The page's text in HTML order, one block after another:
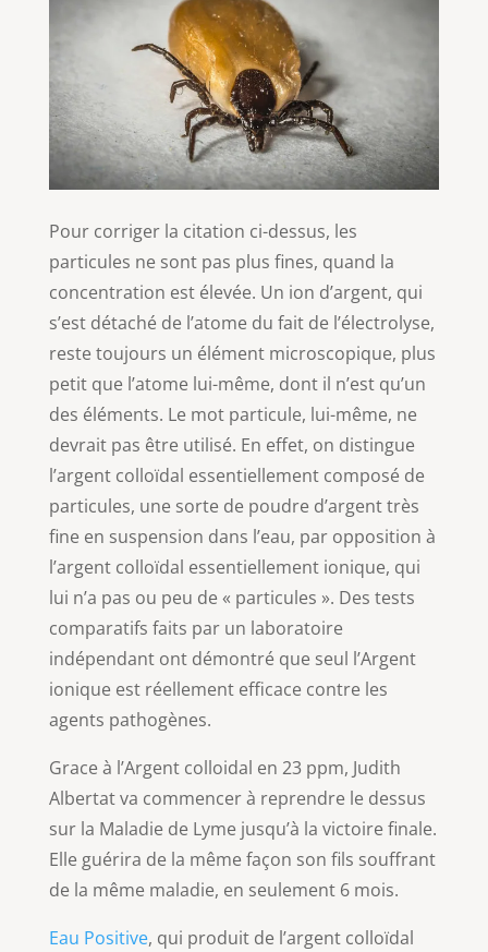
Pour corriger la citation ci-dessus, les
particules ne sont pas plus fines, quand la
concentration est élevée. Un ion d’argent, qui
s’est détaché de l’atome du fait de l’électrolyse,
reste toujours un élément microscopique, plus
petit que l’atome lui-même, dont il n’est qu’un
des éléments. Le mot particule, lui-même, ne
devrait pas être utilisé. En effet, on distingue
l’argent colloïdal essentiellement composé de
particules, une sorte de poudre d’argent très
fine en suspension dans l’eau, par opposition à
l’argent colloïdal essentiellement ionique, qui
lui n’a pas ou peu de « particules ». Des tests
comparatifs faits par un laboratoire
indépendant ont démontré que seul l’Argent
ionique est réellement efficace contre les
agents pathogènes.
Grace à l’Argent colloidal en 23 ppm, Judith
Albertat va commencer à reprendre le dessus
sur la Maladie de Lyme jusqu’à la victoire finale.
Elle guérira de la même façon son fils souffrant
de la même maladie, en seulement 6 mois.
Eau Positive, qui produit de l’argent colloïdal